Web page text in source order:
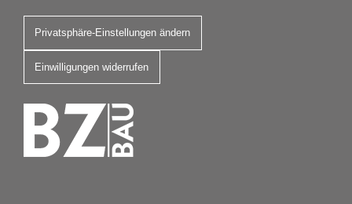
Privatsphäre-Einstellungen ändern
Einwilligungen widerrufen